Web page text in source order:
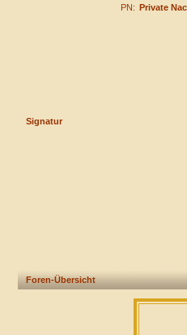
PN: Private
Signatur
Foren-Übersicht